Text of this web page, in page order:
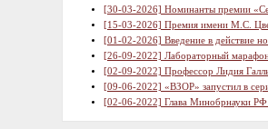
[30-03-2026] Номинанты премии
[15-03-2026] Премия имени М.С.
[01-02-2026] Введение в действие
[26-09-2022] Лабораторный
[02-09-2022] Профессор Лидия
[09-06-2022] «ВЗОР» запустил в
[02-06-2022] Глава Минобрнауки РФ